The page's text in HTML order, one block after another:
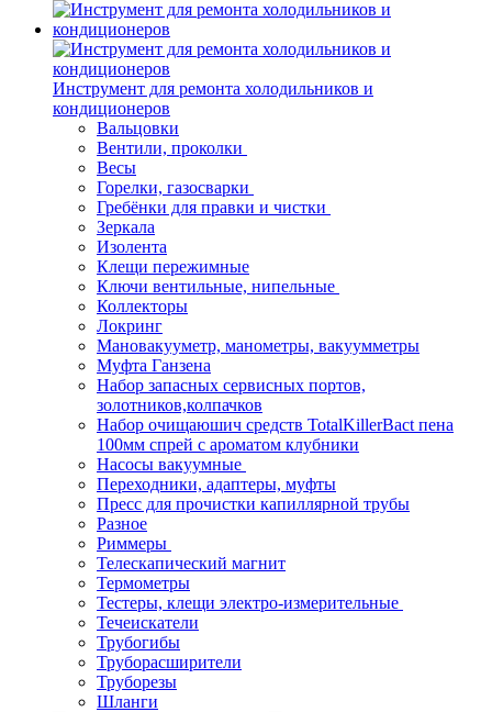
Инструмент для ремонта холодильников и
кондиционеров
Вальцовки
Вентили, проколки
Весы
Горелки, газосварки
Гребёнки для правки и чистки
Зеркала
Изолента
Клещи пережимные
Ключи вентильные, нипельные
Коллекторы
Локринг
Мановакууметр, манометры, вакуумметры
Муфта Ганзена
Набор запасных сервисных портов,
золотников,колпачков
Набор очищаюшич средств TotalKillerBact пена
100мм спрей с ароматом клубники
Насосы вакуумные
Переходники, адаптеры, муфты
Пресс для прочистки капиллярной трубы
Разное
Риммеры
Телескапический магнит
Термометры
Тестеры, клещи электро-измерительные
Течеискатели
Трубогибы
Труборасширители
Труборезы
Шланги